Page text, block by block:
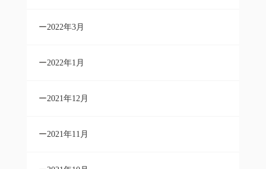
2022年3月
2022年1月
2021年12月
2021年11月